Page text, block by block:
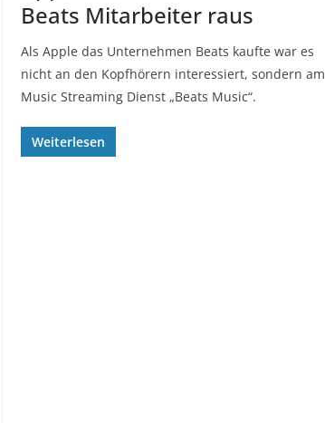
Beats Mitarbeiter raus
Als Apple das Unternehmen Beats kaufte war es
nicht an den Kopfhörern interessiert, sondern am
Music Streaming Dienst „Beats Music“.
Weiterlesen